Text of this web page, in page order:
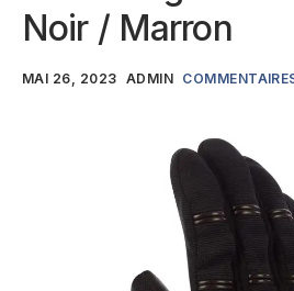
Guide d’achat
Noir / Marron
MAI 26, 2023 ADMIN